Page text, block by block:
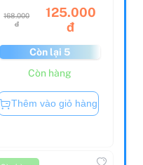
168.000
đ
125.000
đ
Còn lại 5
Còn hàng
Thêm vào giỏ hàng
Còn hàng